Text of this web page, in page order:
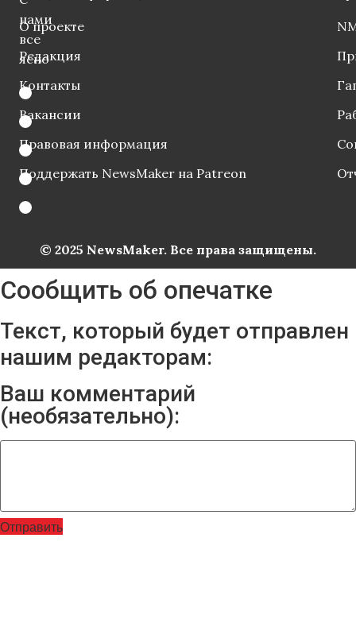
нами
все
ясно
О проекте
Редакция
Контакты
Вакансии
Правовая информация
Поддержать NewsMaker на Patreon
© 2025 NewsMaker. Все права защищены.
Сообщить об опечатке
Текст, который будет отправлен
нашим редакторам:
Ваш комментарий
(необязательно):
Отправить